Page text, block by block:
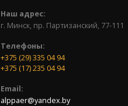
Наш адрес:
г. Минск, пр. Партизанский, 77-111
Телефоны:
+375 (29) 335 04 94
+375 (17) 235 04 94
Email:
alppaer@yandex.by